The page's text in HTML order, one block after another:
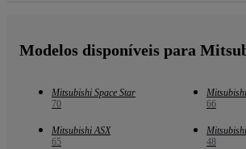
Modelos disponíveis para
Mitsubishi Space Star
70
66
Mitsubishi ASX
65
48